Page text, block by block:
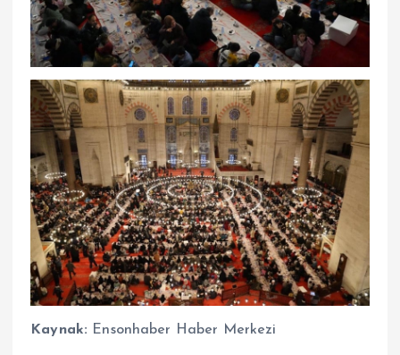
Kaynak: Ensonhaber Haber Merkezi